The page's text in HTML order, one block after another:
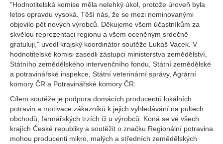
"Hodnotitelská komise měla nelehký úkol, protože úroveň byla
letos opravdu vysoká. Těší nás, že se mezi nominovanými
objevilo pět nových výrobců. Děkujeme všem účastníkům za
skvělou reprezentaci regionu a všem oceněným srdečně
gratuluji," uvedl krajský koordinátor soutěže Lukáš Vacek. V
hodnotitelské komisi zasedli zástupci ministerstva zemědělství,
Státního zemědělského intervenčního fondu, Státní zemědělské
a potravinářské inspekce, Státní veterinární správy, Agrární
komory ČR a Potravinářské komory ČR.
Cílem soutěže je podpora domácích producentů lokálních
potravin a motivace zákazníků k jejich vyhledávání na pultech
obchodů, farmářských trzích či u výrobců. Koná se ve všech
krajích České republiky a soutěžit o značku Regionální potravina
mohou producenti mikro, malých a středních zemědělských